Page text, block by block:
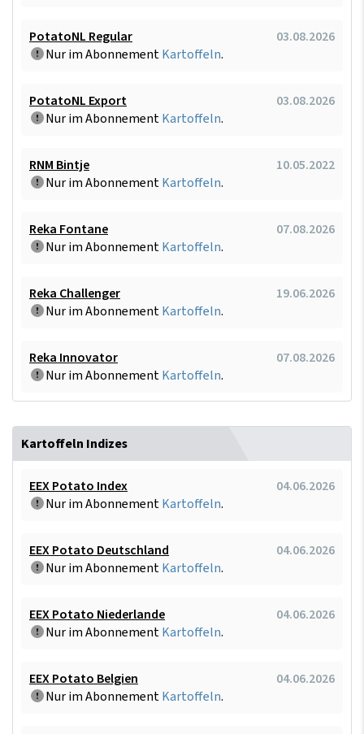
PotatoNL Regular
03.08.2026
Nur im AbonnementKartoffeln.
PotatoNL Export
03.08.2026
Nur im AbonnementKartoffeln.
RNM Bintje
10.05.2022
Nur im AbonnementKartoffeln.
Reka Fontane
07.08.2026
Nur im AbonnementKartoffeln.
Reka Challenger
19.06.2026
Nur im AbonnementKartoffeln.
Reka Innovator
07.08.2026
Nur im AbonnementKartoffeln.
Kartoffeln Indizes
EEX Potato Index
04.06.2026
Nur im AbonnementKartoffeln.
EEX Potato Deutschland
04.06.2026
Nur im AbonnementKartoffeln.
EEX Potato Niederlande
04.06.2026
Nur im AbonnementKartoffeln.
EEX Potato Belgien
04.06.2026
Nur im AbonnementKartoffeln.